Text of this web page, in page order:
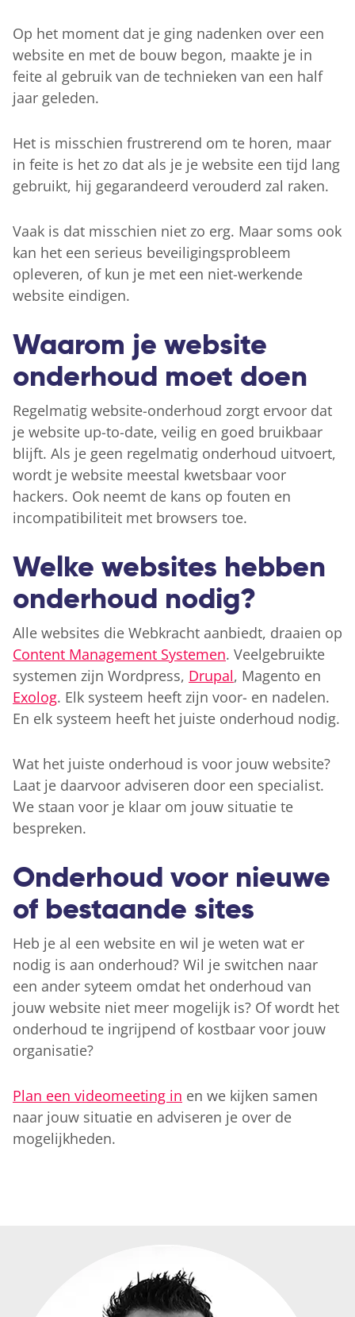
Op het moment dat je ging nadenken over een
website en met de bouw begon, maakte je in
feite al gebruik van de technieken van een half
jaar geleden.
Het is misschien frustrerend om te horen, maar
in feite is het zo dat als je je website een tijd lang
gebruikt, hij gegarandeerd verouderd zal raken.
Vaak is dat misschien niet zo erg. Maar soms ook
kan het een serieus beveiligingsprobleem
opleveren, of kun je met een niet-werkende
website eindigen.
Waarom je website
onderhoud moet doen
Regelmatig website-onderhoud zorgt ervoor dat
je website up-to-date, veilig en goed bruikbaar
blijft. Als je geen regelmatig onderhoud uitvoert,
wordt je website meestal kwetsbaar voor
hackers. Ook neemt de kans op fouten en
incompatibiliteit met browsers toe.
Welke websites hebben
onderhoud nodig?
Alle websites die Webkracht aanbiedt, draaien op
Content Management Systemen. Veelgebruikte
systemen zijn Wordpress, Drupal, Magento en
Exolog. Elk systeem heeft zijn voor- en nadelen.
En elk systeem heeft het juiste onderhoud nodig.
Wat het juiste onderhoud is voor jouw website?
Laat je daarvoor adviseren door een specialist.
We staan voor je klaar om jouw situatie te
bespreken.
Onderhoud voor nieuwe
of bestaande sites
Heb je al een website en wil je weten wat er
nodig is aan onderhoud? Wil je switchen naar
een ander syteem omdat het onderhoud van
jouw website niet meer mogelijk is? Of wordt het
onderhoud te ingrijpend of kostbaar voor jouw
organisatie?
Plan een videomeeting in en we kijken samen
naar jouw situatie en adviseren je over de
mogelijkheden.